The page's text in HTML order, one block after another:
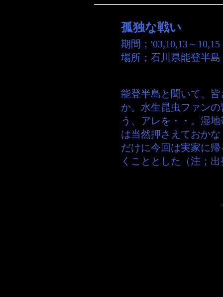
孤独な戦い
期間； '03,10,13～10,15
場所； 石川県能登半島
能登半島と聞いて、
か。水生昆虫ファン
う、アレを・・。湿
は当然押さえておか
だけに今回は実家に
くこととした（注；